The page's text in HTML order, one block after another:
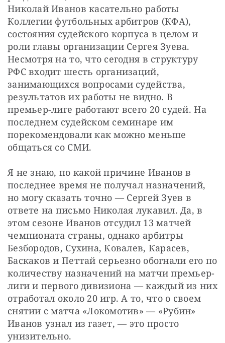
Николай Иванов касательно работы
Коллегии футбольных арбитров (КФА),
состояния судейского корпуса в целом и
роли главы организации Сергея Зуева.
Несмотря на то, что сегодня в структуру
РФС входит шесть организаций,
занимающихся вопросами судейства,
результатов их работы не видно. В
премьер-лиге работают всего 20 судей. На
последнем судейском семинаре им
порекомендовали как можно меньше
общаться со СМИ.
Я не знаю, по какой причине Иванов в
последнее время не получал назначений,
но могу сказать точно — Сергей Зуев в
ответе на письмо Николая лукавил. Да, в
этом сезоне Иванов отсудил 13 матчей
чемпионата страны, однако арбитры
Безбородов, Сухина, Ковалев, Карасев,
Баскаков и Петтай серьезно обогнали его по
количеству назначений на матчи премьер-
лиги и первого дивизиона — каждый из них
отработал около 20 игр. А то, что о своем
снятии с матча «Локомотив» — «Рубин»
Иванов узнал из газет, — это просто
унизительно.